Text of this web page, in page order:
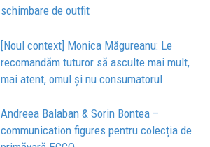
schimbare de outfit
[Noul context] Monica Măgureanu: Le
recomandăm tuturor să asculte mai mult,
mai atent, omul și nu consumatorul
Andreea Balaban & Sorin Bontea –
communication figures pentru colecția de